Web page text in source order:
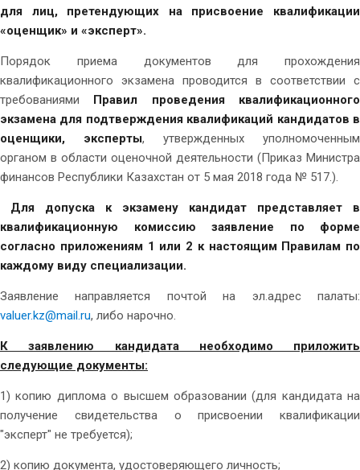
для лиц, претендующих на присвоение квалификации
«оценщик» и «эксперт».
Порядок приема документов для прохождения
квалификационного экзамена проводится в соответствии с
требованиями Правил проведения квалификационного
экзамена для подтверждения квалификаций кандидатов в
оценщики, эксперты, утвержденных уполномоченным
органом в области оценочной деятельности (Приказ Министра
финансов Республики Казахстан от 5 мая 2018 года № 517.).
Для допуска к экзамену кандидат представляет в
квалификационную комиссию заявление по форме
согласно приложениям 1 или 2 к настоящим Правилам по
каждому виду специализации.
Заявление направляется почтой на эл.адрес палаты:
valuer.kz@mail.ru, либо нарочно.
К заявлению кандидата необходимо приложить
следующие документы:
1) копию диплома о высшем образовании (для кандидата на
получение свидетельства о присвоении квалификации
"эксперт" не требуется);
2) копию документа, удостоверяющего личность;